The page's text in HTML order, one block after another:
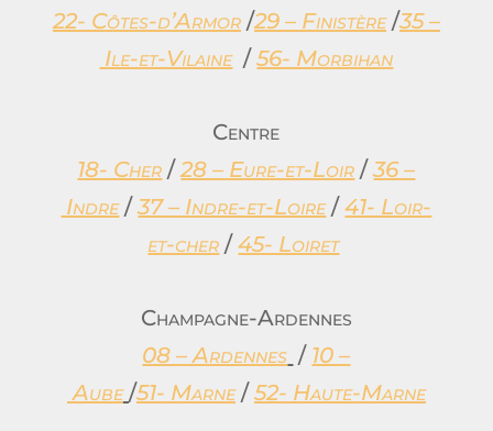
22- Côtes-d’Armor /29 – Finistère /35 –
Ile-et-Vilaine /56- Morbihan
Centre
18- Cher / 28 – Eure-et-Loir / 36 –
Indre / 37 – Indre-et-Loire / 41- Loir-
et-cher / 45- Loiret
Champagne-Ardennes
08 – Ardennes / 10 –
Aube /51- Marne / 52- Haute-Marne